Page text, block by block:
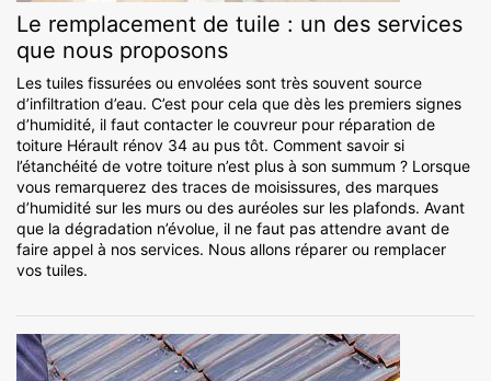
Le remplacement de tuile : un des services
que nous proposons
Les tuiles fissurées ou envolées sont très souvent source
d’infiltration d’eau. C’est pour cela que dès les premiers signes
d’humidité, il faut contacter le couvreur pour réparation de
toiture Hérault rénov 34 au pus tôt. Comment savoir si
l’étanchéité de votre toiture n’est plus à son summum ? Lorsque
vous remarquerez des traces de moisissures, des marques
d’humidité sur les murs ou des auréoles sur les plafonds. Avant
que la dégradation n’évolue, il ne faut pas attendre avant de
faire appel à nos services. Nous allons réparer ou remplacer
vos tuiles.